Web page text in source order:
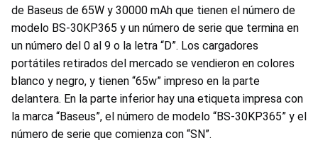
de Baseus de 65W y 30000 mAh que tienen el número de
modelo BS-30KP365 y un número de serie que termina en
un número del 0 al 9 o la letra “D”. Los cargadores
portátiles retirados del mercado se vendieron en colores
blanco y negro, y tienen “65w” impreso en la parte
delantera. En la parte inferior hay una etiqueta impresa con
la marca “Baseus”, el número de modelo “BS-30KP365” y el
número de serie que comienza con “SN”.